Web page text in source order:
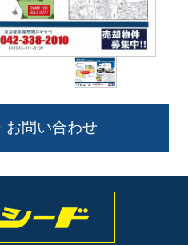
お問い合わせ